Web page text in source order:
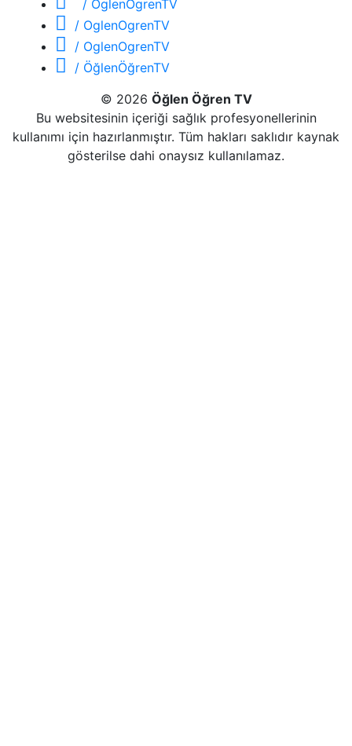
/ OglenOgrenTV
/ OglenOgrenTV
/ OglenOgrenTV
/ ÖğlenÖğrenTV
© 2026 Öğlen Öğren TV
Bu websitesinin içeriği sağlık profesyonellerinin
kullanımı için hazırlanmıştır. Tüm hakları saklıdır kaynak
gösterilse dahi onaysız kullanılamaz.